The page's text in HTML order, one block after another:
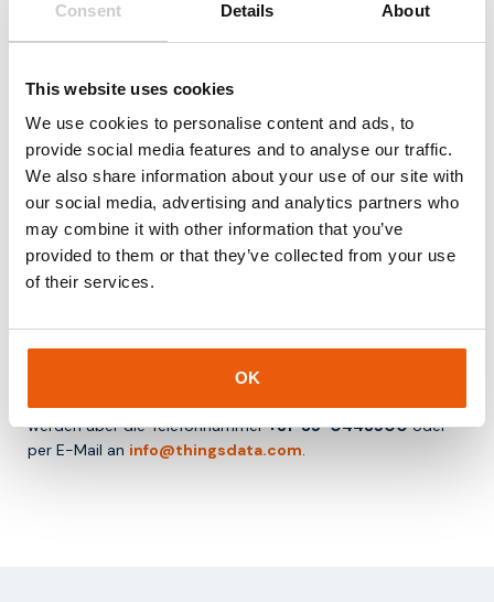
Consent Details About
This website uses cookies
We use cookies to personalise content and ads, to
provide social media features and to analyse our traffic.
We also share information about your use of our site with
our social media, advertising and analytics partners who
may combine it with other information that you’ve
provided to them or that they’ve collected from your use
of their services.
OK
Geolocation ermöglicht es, Einblick in die Position und
Es hilft Organisationen, effizienter zu arbeiten, bessere
Entscheidungen zu treffen und neue Services zu entwickeln.
Fazit
Geolocation ist die Bestimmung der geografischen Position
eines Geräts oder Objekts. Innerhalb von IoT spielt es eine
wichtige Rolle bei Tracking, Monitoring und Automatisierung.
bietet Geolocation wertvolle Einblicke und Möglichkeiten zur
werden über die Telefonnummer+31-85-0443500oder
per E-Mail an info@thingsdata.com.